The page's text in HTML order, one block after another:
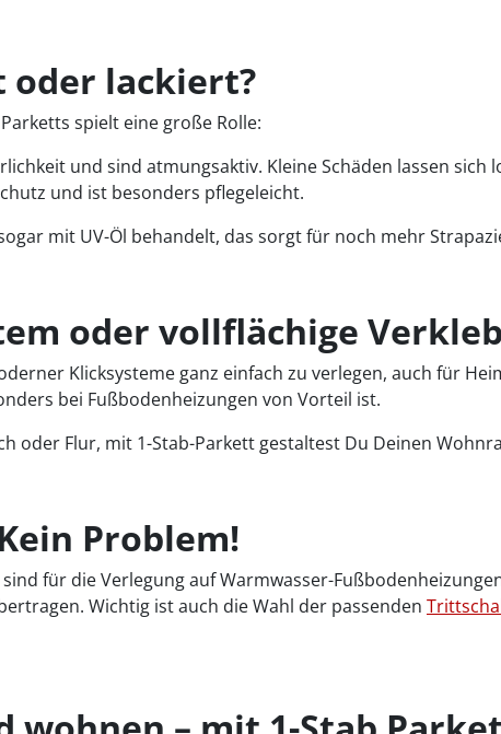
oder lackiert?
spielt eine große Rolle:
und sind atmungsaktiv. Kleine Schäden lassen sich
und ist besonders pflegeleicht.
mit UV-Öl behandelt, das sorgt für noch mehr
oder vollflächige
Klicksysteme ganz einfach zu verlegen, auch für
bei Fußbodenheizungen von Vorteil ist.
oder Flur, mit 1-Stab-Parkett gestaltest Du Deinen
Problem!
für die Verlegung auf Warmwasser-
Wichtig ist auch die Wahl der passenden